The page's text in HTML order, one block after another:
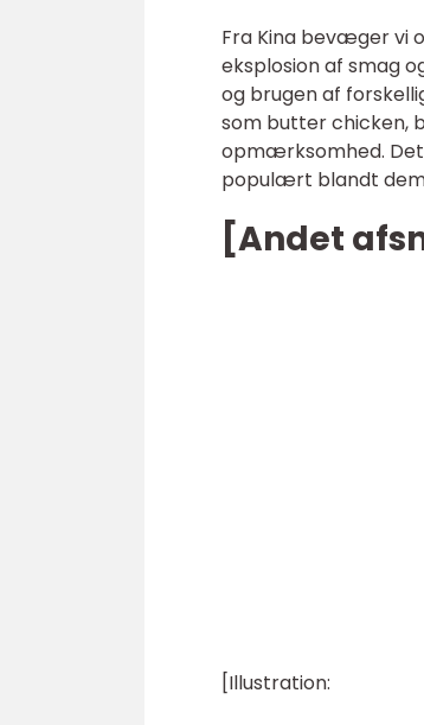
Fra Kina bevæger vi
eksplosion af smag
og brugen af
som butter chicken,
opmærksomhed. Det
populært blandt
[Andet
[Illustration: